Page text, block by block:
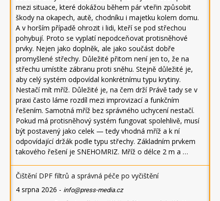
mezi situace, které dokážou během pár vteřin způsobit
škody na okapech, autě, chodníku i majetku kolem domu.
A v horším případě ohrozit i lidi, kteří se pod střechou
pohybují. Proto se vyplatí nepodceňovat protisněhové
prvky. Nejen jako doplněk, ale jako součást dobře
promyšlené střechy. Důležité přitom není jen to, že na
střechu umístíte zábranu proti sněhu. Stejně důležité je,
aby celý systém odpovídal konkrétnímu typu krytiny.
Nestačí mít mříž. Důležité je, na čem drží Právě tady se v
praxi často láme rozdíl mezi improvizací a funkčním
řešením. Samotná mříž bez správného uchycení nestačí.
Pokud má protisněhový systém fungovat spolehlivě, musí
být postavený jako celek — tedy vhodná mříž a k ní
odpovídající držák podle typu střechy. Základním prvkem
takového řešení je SNEHOMRIZ. Mříž o délce 2 m a …
Čištění DPF filtrů a správná péče po vyčištění
4 srpna 2026 - info@press-media.cz